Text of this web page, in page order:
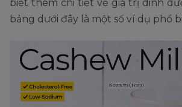
biết thêm chi tiết về giá trị dinh
bảng dưới đây là một số ví dụ phổ